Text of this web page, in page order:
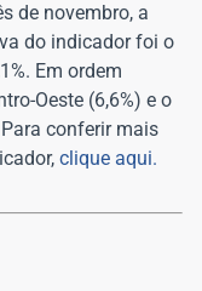
de novembro, a
do indicador foi o
Em ordem
Oeste (6,6%) e o
Para conferir mais
clique aqui.